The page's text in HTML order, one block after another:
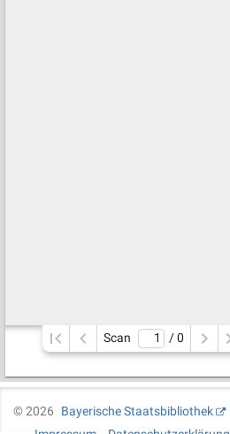
Scan / 0
©2026
Bayerische Staatsbibliothek